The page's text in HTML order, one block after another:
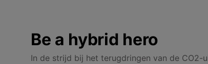
Be a hybrid hero
In de strijd bij het terugdringen van de